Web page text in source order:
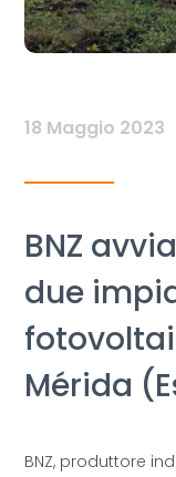
18 Maggio 2023
BNZ
due
Mérida
BNZ, produttore